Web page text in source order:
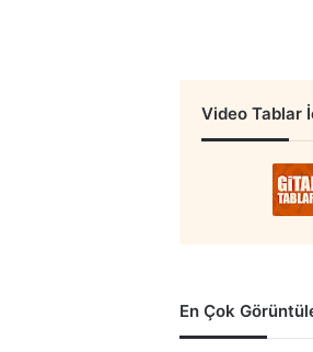
Video Tablar
En Çok